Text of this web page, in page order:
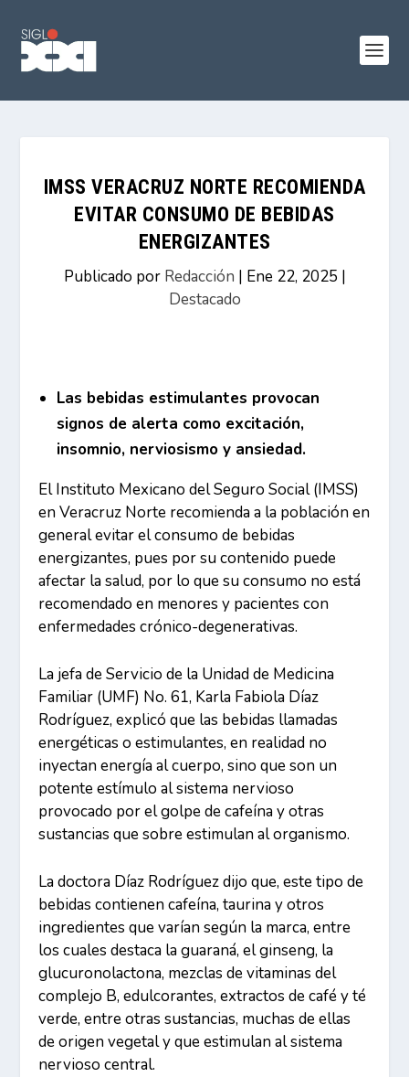
IMSS VERACRUZ NORTE RECOMIENDA
EVITAR CONSUMO DE BEBIDAS
ENERGIZANTES
Publicado por Redacción | Ene 22, 2025 |
Destacado
Las bebidas estimulantes provocan
signos de alerta como excitación,
insomnio, nerviosismo y ansiedad.
El Instituto Mexicano del Seguro Social (IMSS)
en Veracruz Norte recomienda a la población en
general evitar el consumo de bebidas
energizantes, pues por su contenido puede
afectar la salud, por lo que su consumo no está
recomendado en menores y pacientes con
enfermedades crónico-degenerativas.
La jefa de Servicio de la Unidad de Medicina
Familiar (UMF) No. 61, Karla Fabiola Díaz
Rodríguez, explicó que las bebidas llamadas
energéticas o estimulantes, en realidad no
inyectan energía al cuerpo, sino que son un
potente estímulo al sistema nervioso
provocado por el golpe de cafeína y otras
sustancias que sobre estimulan al organismo.
La doctora Díaz Rodríguez dijo que, este tipo de
bebidas contienen cafeína, taurina y otros
ingredientes que varían según la marca, entre
los cuales destaca la guaraná, el ginseng, la
glucuronolactona, mezclas de vitaminas del
complejo B, edulcorantes, extractos de café y té
verde, entre otras sustancias, muchas de ellas
de origen vegetal y que estimulan al sistema
nervioso central.